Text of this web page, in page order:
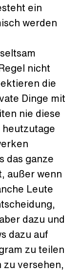
ein
werden
nicht
die
Dinge mit
nie diese
das ganze
außer wenn
Leute
dazu und
dazu auf
zu teilen
zu versehen,